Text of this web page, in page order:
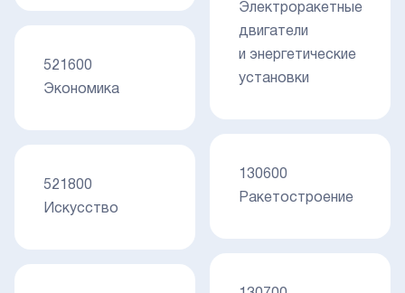
521600
Экономика
521800
Искусство
Электроракетные
двигатели
и энергетические
установки
130600
Ракетостроение